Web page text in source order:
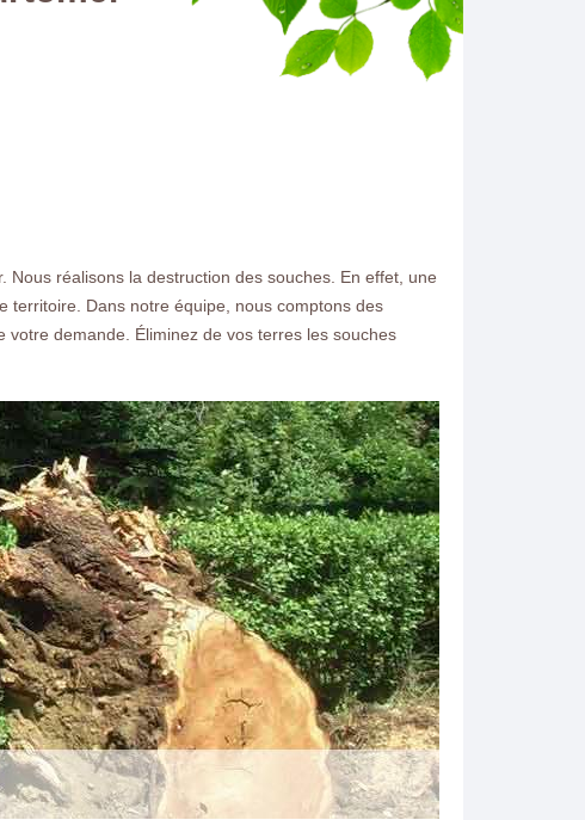
réalisons la destruction des souches. En effet, une
territoire. Dans notre équipe, nous comptons des
demande. Éliminez de vos terres les souches